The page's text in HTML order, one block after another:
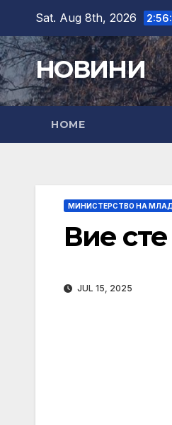
content
Sat. Aug 8th, 2026
НОВИНИ
HOME
МИНИСТЕРСТВО НА
Вие
JUL 15, 2025